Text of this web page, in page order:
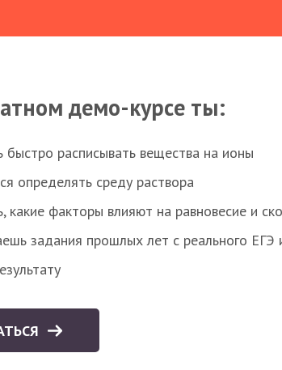
демо-курсе ты:
расписывать вещества на ионы
определять среду раствора
какие факторы влияют на равновесие и
задания прошлых лет с реального